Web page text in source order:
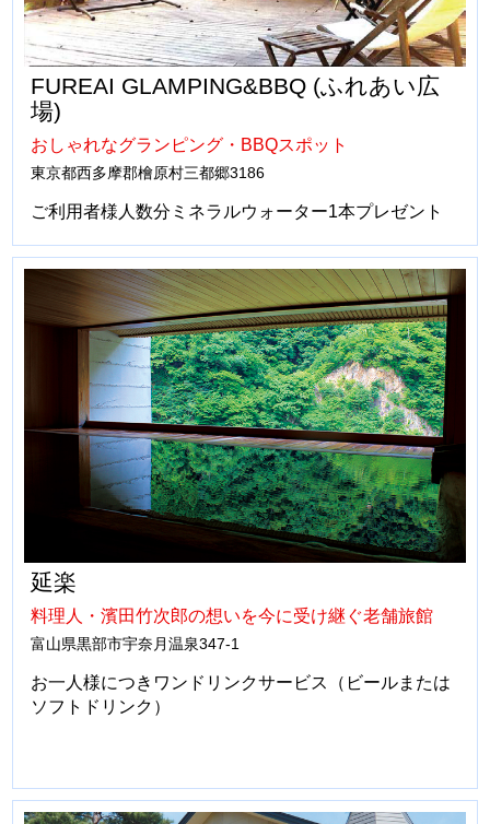
FUREAI GLAMPING&BBQ (ふれあい広
場)
おしゃれなグランピング・BBQスポット
東京都西多摩郡檜原村三都郷3186
ご利用者様人数分ミネラルウォーター1本プレゼント
延楽
料理人・濱田竹次郎の想いを今に受け継ぐ老舗旅館
富山県黒部市宇奈月温泉347-1
お一人様につきワンドリンクサービス（ビールまたは
ソフトドリンク）